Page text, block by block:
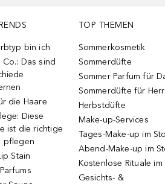
bin ich
Co.: Das sind
die Haare
Diese
ist die richtige
pflegen
Stain
TOP THEMEN
Sommerkosmetik
Sommerdüfte
Sommer Parfum für
Sommerdüfte für
Herbstdüfte
Make-up-Services
Tages-Make-up im
Abend-Make-up im
Kostenlose Rituale im
Gesichts- &